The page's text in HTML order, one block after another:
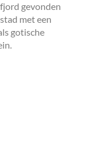
gevonden
met een
gotische